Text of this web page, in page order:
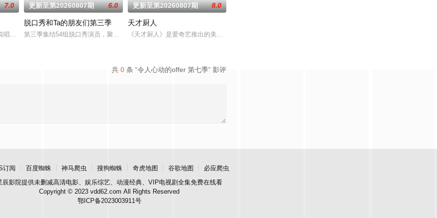
部的优秀单口喜剧演员和漫才组合。每一位“小人物”都将带着真实感与鲜活的生命力站上舞台，他们不设限不被定义，在喜剧
7.0
唱十周年巅峰对决#全新升级归来，这次不止比技术，更要玩灵魂共振！最顶的舞台+最真的故事，让每个beat都成为年轻态度的发生器。十年巅峰，全新
更新至第20260807期 6.0
脱口秀和Ta的朋友们第三季
第三季集结54组脱口秀演员，聚集资深老人和新锐潜力新人，阵容多元丰富。本季节目首次引入“竞演+合宿”的双线叙事，演员们不仅在这里同台竞
更新至第20260807期 8.0
天才厨人
《天才厨人》是爱奇艺推出的美食竞技类真人秀 ，由何浩楠、黄渤、吕严、马頔等人为嘉宾。
共 0 条 “令人心动的offer 第七季” 影评
订阅 百度蜘蛛 神马爬虫 搜狗蜘蛛 奇虎地图 谷歌地图
必应爬虫
辰影院提供未删减高清电影、娱乐综艺、动漫经典、VIP电视剧全集免费在线看
Copyright © 2023 vdd62.com All Rights Reserved
鄂ICP备2023003911号